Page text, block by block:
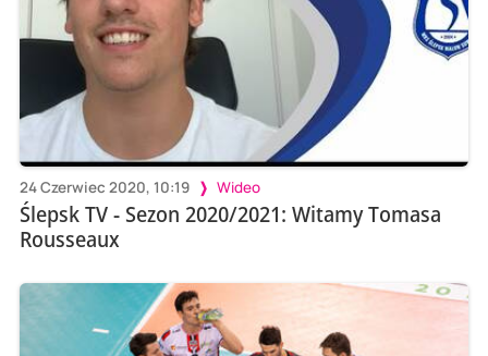
24 Czerwiec 2020, 10:19 Wideo
Ślepsk TV - Sezon 2020/2021: Witamy Tomasa
Rousseaux